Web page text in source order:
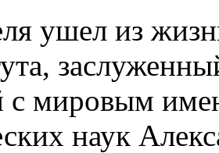
ушел из
с мировым
наук